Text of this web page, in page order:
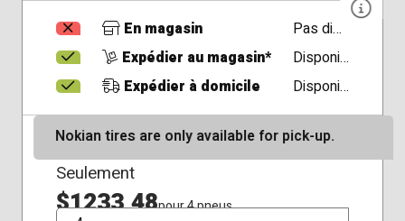
En magasin
Pas disponible
Expédier au magasin*
Disponible
Expédier à domicile
Disponible
Nokian tires are only available for pick-up.
Seulement
$1233,48pour 4 pneus